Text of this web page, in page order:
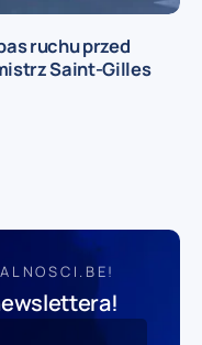
ruchu przed
Saint-Gilles